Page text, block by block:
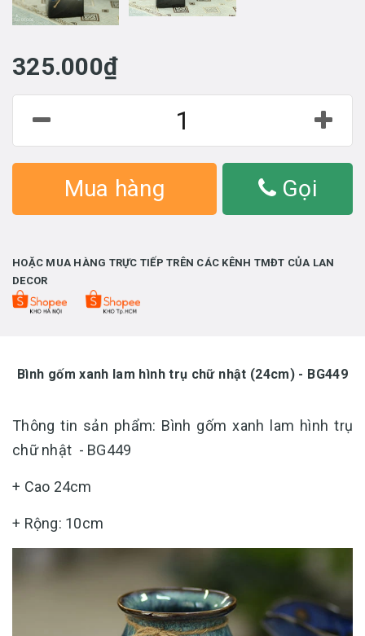
325.000₫
Mua hàng Gọi
HOẶC MUA HÀNG TRỰC TIẾP TRÊN CÁC KÊNH TMĐT CỦA LAN
DECOR
Bình gốm xanh lam hình trụ chữ nhật (24cm) - BG449
Thông tin sản phẩm: Bình gốm xanh lam hình trụ
chữ nhật - BG449
+ Cao 24cm
+ Rộng: 10cm